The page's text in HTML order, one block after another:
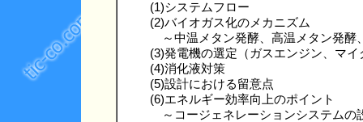
(1)システムフロー
(2)バイオガス化のメカニズム
～中温メタン発酵、高温メタン発酵、
(3)発電機の選定（ガスエンジン、マイ
(4)消化液対策
(5)設計における留意点
(6)エネルギー効率向上のポイント
～コージェネレーションシステムの